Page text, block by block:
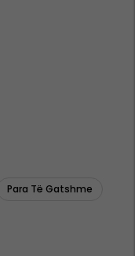
Para Të Gatshme